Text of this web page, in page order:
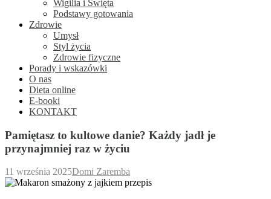
Wigilia i Święta
Podstawy gotowania
Zdrowie
Umysł
Styl życia
Zdrowie fizyczne
Porady i wskazówki
O nas
Dieta online
E-booki
KONTAKT
Pamiętasz to kultowe danie? Każdy jadł je
przynajmniej raz w życiu
11 września 2025Domi Zaremba